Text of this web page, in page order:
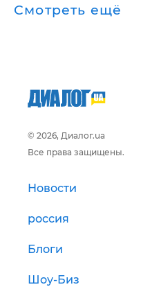
Смотреть ещё
© 2026, Диалог.ua
Все права защищены.
Новости
россия
Блоги
Шоу-Биз